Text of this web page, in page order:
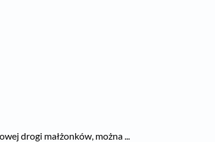
drogi małżonków, można ...